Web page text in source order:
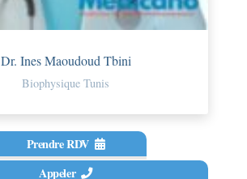
Dr. Ines Maoudoud Tbini
Biophysique Tunis
Prendre RDV
Appeler